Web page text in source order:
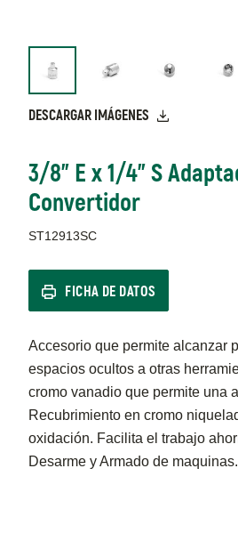
DESCARGAR IMÁGENES
3/8" E x 1/4" S
Convertidor
ST12913SC
FICHA DE DATOS
Accesorio que permite alcanzar
espacios ocultos a otras
cromo vanadio que permite una
Recubrimiento en cromo
oxidación. Facilita el trabajo
Desarme y Armado de